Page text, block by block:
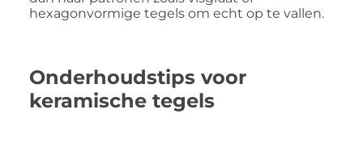
hexagonvormige tegels om echt op te vallen.
Onderhoudstips voor
keramische tegels